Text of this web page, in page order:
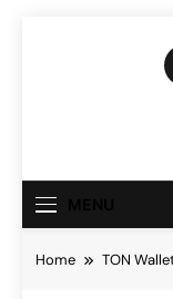
Home TON